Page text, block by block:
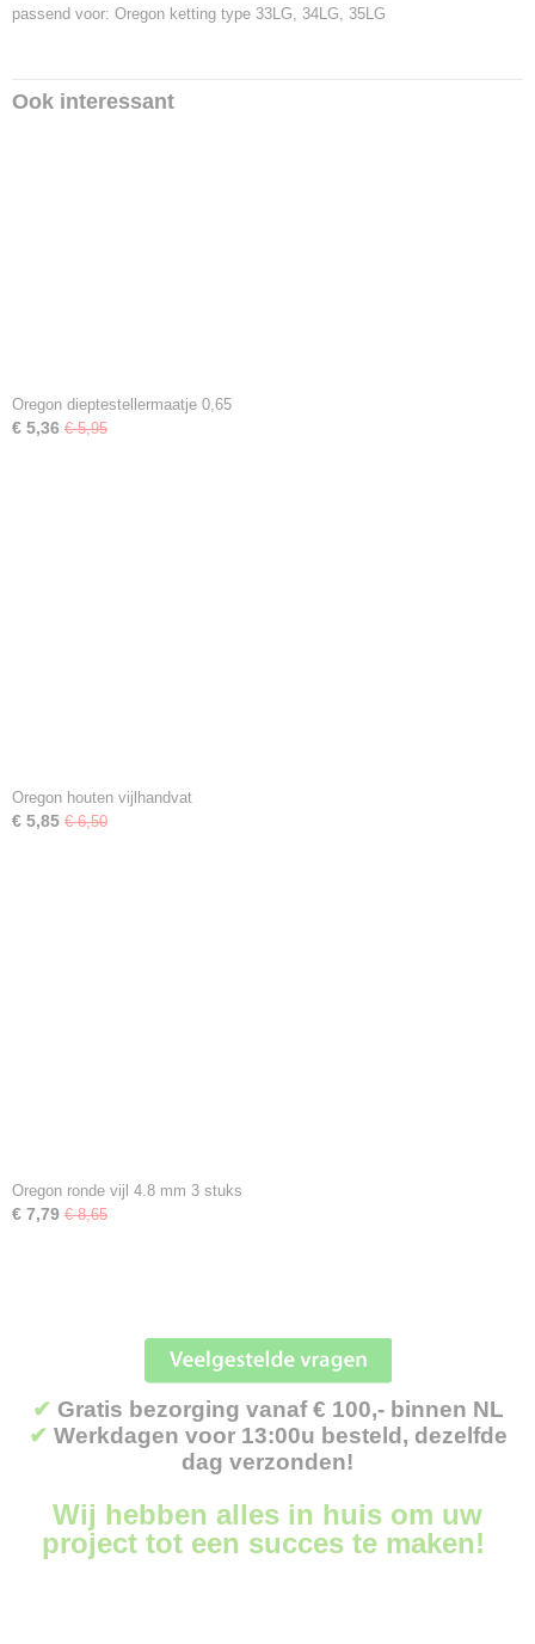
passend voor: Oregon ketting type 33LG, 34LG, 35LG
Ook interessant
Oregon dieptestellermaatje 0,65
€ 5,36 € 5,95
Oregon houten vijlhandvat
€ 5,85 € 6,50
Oregon ronde vijl 4.8 mm 3 stuks
€ 7,79 € 8,65
✔ Gratis bezorging vanaf € 100,- binnen NL
✔ Werkdagen voor 13:00u besteld, dezelfde
dag verzonden!
Wij hebben alles in huis om uw
project tot een succes te maken!